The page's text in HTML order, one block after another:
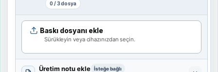
0 / 3 dosya
Baskı dosyanı ekle
Sürükleyin veya cihazınızdan seçin.
Dosyanız hazırlanıyor
Tamamlandığında Sepete Ekle otomatik olarak aktif olacaktır.
Sipariş & Tasarım Notu
Üretim notu ekle İsteğe bağlı